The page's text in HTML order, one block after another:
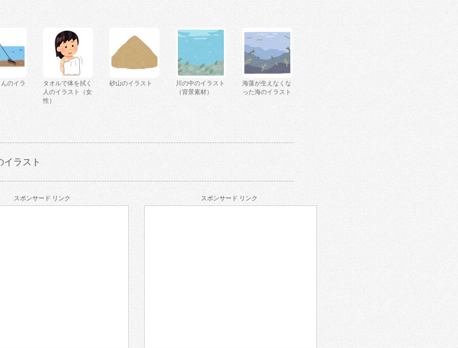
のイラ
タオルで体を拭く
人のイラスト（女
性）
砂山のイラスト
川の中のイラスト
（背景素材）
海藻が生えなくな
った海のイラスト
イラスト
スポンサード リンク スポンサード リンク